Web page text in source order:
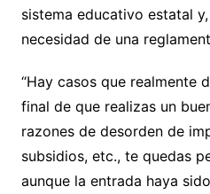
sistema educativo estatal
necesidad de una
“Hay casos que realmente
final de que realizas un
razones de desorden de
subsidios, etc., te quedas
aunque la entrada haya